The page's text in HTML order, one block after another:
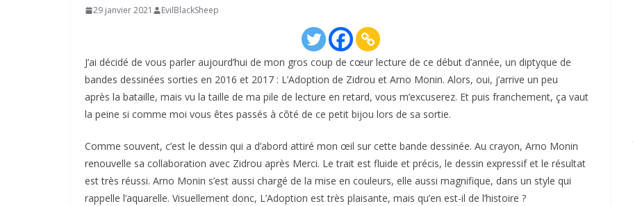
29 janvier 2021 EvilBlackSheep
J’ai décidé de vous parler aujourd’hui de mon gros coup de cœur lecture de ce début d’année, un diptyque de
bandes dessinées sorties en 2016 et 2017 : L’Adoption de Zidrou et Arno Monin. Alors, oui, j’arrive un peu
après la bataille, mais vu la taille de ma pile de lecture en retard, vous m’excuserez. Et puis franchement, ça vaut
la peine si comme moi vous êtes passés à côté de ce petit bijou lors de sa sortie.
Comme souvent, c’est le dessin qui a d’abord attiré mon œil sur cette bande dessinée. Au crayon, Arno Monin
renouvelle sa collaboration avec Zidrou après Merci. Le trait est fluide et précis, le dessin expressif et le résultat
est très réussi. Arno Monin s’est aussi chargé de la mise en couleurs, elle aussi magnifique, dans un style qui
rappelle l’aquarelle. Visuellement donc, L’Adoption est très plaisante, mais qu’en est-il de l’histoire ?